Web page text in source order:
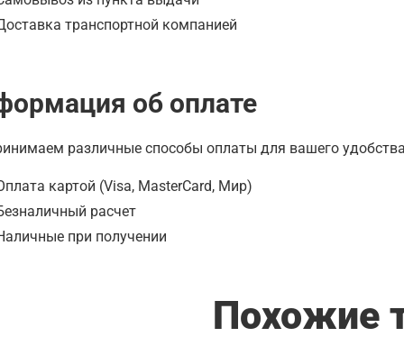
транспортной компанией
об оплате
различные способы оплаты для вашего
картой (Visa, MasterCard, Мир)
расчет
при получении
Похожие